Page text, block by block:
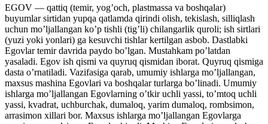
EGOV — qattiq (temir, yog’och, plastmassa va boshqalar)
buyumlar sirtidan yupqa qatlamda qirindi olish, tekislash, silliqlash
uchun mo’ljallangan ko’p tishli (tig’li) chilangarlik quroli; ish sirtlari
(yuzi yoki yonlari) ga kesuvchi tishlar kertilgan asbob. Dastlabki
Egovlar temir davrida paydo bo’lgan. Mustahkam po’latdan
yasaladi. Egov ish qismi va quyruq qismidan iborat. Quyruq qismiga
dasta o’rnatiladi. Vazifasiga qarab, umumiy ishlarga mo’ljallangan,
maxsus mashina Egovlari va boshqalar turlarga bo’linadi. Umumiy
ishlarga mo’ljallangan Egovlarning o’tkir uchli yassi, to’mtoq uchli
yassi, kvadrat, uchburchak, dumaloq, yarim dumaloq, rombsimon,
arrasimon xillari bor. Maxsus ishlarga mo’ljallangan Egovlarga